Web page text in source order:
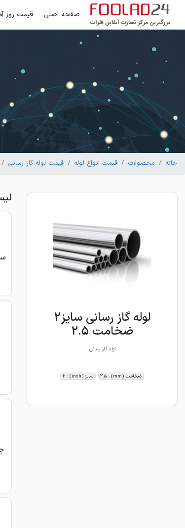
صفحه اصلی قیمت روز
خانه محصولات قیمت انواع لوله قیمت لوله گاز رسانی
لوله گاز رسانی سایز2
ضخامت 2.5
لوله گاز رسانی
ضخامت (mm) : 2.5 سایز (inch) : 2